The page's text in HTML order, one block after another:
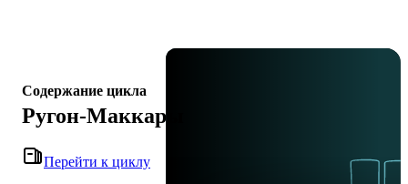
Содержание цикла
Ругон-Маккары
Перейти к циклу